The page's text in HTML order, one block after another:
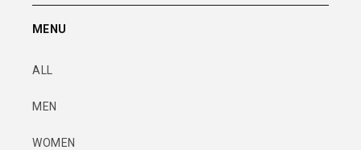
MENU
ALL
MEN
WOMEN